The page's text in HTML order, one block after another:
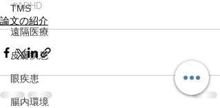
TMS
遠隔医療
皮膚疾患
眼疾患
腸内環境
#ADHD
論文の紹介